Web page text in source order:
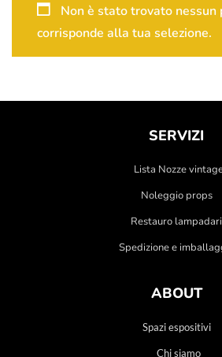
Non è stato trovato nessun
corrisponde alla tua selezione.
SERVIZI
Lista Nozze
Noleggio props
Restauro lampadari
Spedizione e
ABOUT
Spazi espositivi
Chi siamo